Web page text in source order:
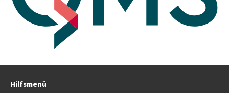
Hilfsmenü